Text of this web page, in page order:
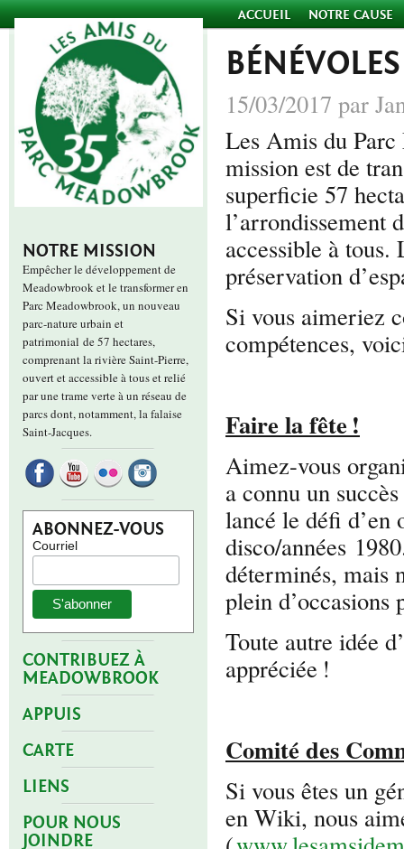
ACCUEIL NOTRE CAUSE
NOTRE MISSION
Empêcher le développement de
Meadowbrook et le transformer en
Parc Meadowbrook, un nouveau
parc-nature urbain et
patrimonial de 57 hectares,
comprenant la rivière Saint-Pierre,
ouvert et accessible à tous et relié
par une trame verte à un réseau de
parcs dont, notamment, la falaise
Saint-Jacques.
ABONNEZ-VOUS
Courriel
CONTRIBUEZ À
MEADOWBROOK
APPUIS
CARTE
LIENS
POUR NOUS
JOINDRE
15/03/2017 par
Les Amis du
mission est de
superficie 57
l’arrondissement
accessible à
préservation
Si vous aimeriez
compétences,
Faire la fête !
Aimez-vous
a connu un
lancé le défi d’en
disco/années
déterminés, mais
plein d’occasions
Toute autre idée
appréciée !
Comité des
Si vous êtes un
en Wiki, nous